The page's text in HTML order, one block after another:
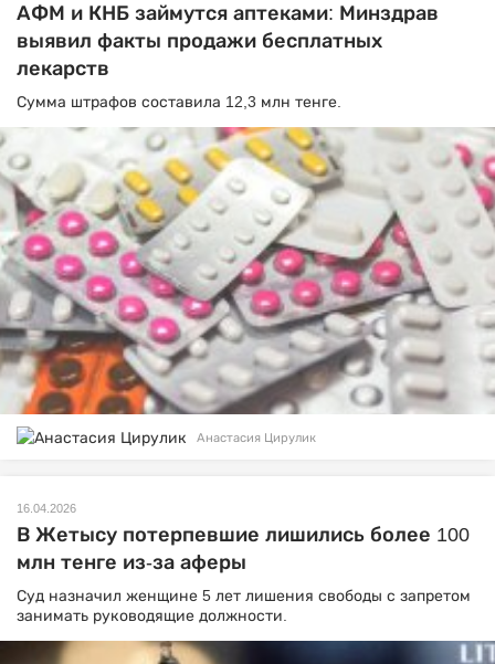
АФМ и КНБ займутся аптеками: Минздрав
выявил факты продажи бесплатных
лекарств
Сумма штрафов составила 12,3 млн тенге.
Анастасия Цирулик
16.04.2026
В Жетысу потерпевшие лишились более 100
млн тенге из-за аферы
Суд назначил женщине 5 лет лишения свободы с запретом
занимать руководящие должности.